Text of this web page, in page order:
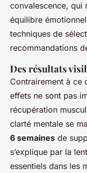
convalescence, qui
équilibre
techniques de
recommandations
Des résultats
Contrairement à ce
effets ne sont pas
récupération
clarté mentale se
6 semaines de
s’explique par la
essentiels dans les